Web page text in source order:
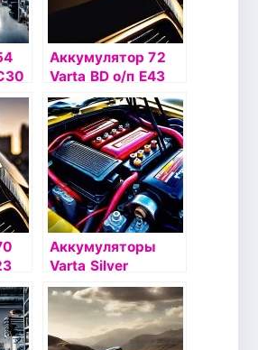
Аккумулятор 72
Varta BD о/п Е43
(572 409)
Аккумуляторы
Varta Silver
Dynamic